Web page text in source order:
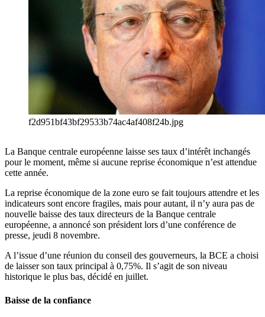
f2d951bf43bf29533b74ac4af408f24b.jpg
La Banque centrale européenne laisse ses taux d’intérêt inchangés
pour le moment, même si aucune reprise économique n’est attendue
cette année.
La reprise économique de la zone euro se fait toujours attendre et les
indicateurs sont encore fragiles, mais pour autant, il n’y aura pas de
nouvelle baisse des taux directeurs de la Banque centrale
européenne, a annoncé son président lors d’une conférence de
presse, jeudi 8 novembre.
A l’issue d’une réunion du conseil des gouverneurs, la BCE a choisi
de laisser son taux principal à 0,75%. Il s’agit de son niveau
historique le plus bas, décidé en juillet.
Baisse de la confiance